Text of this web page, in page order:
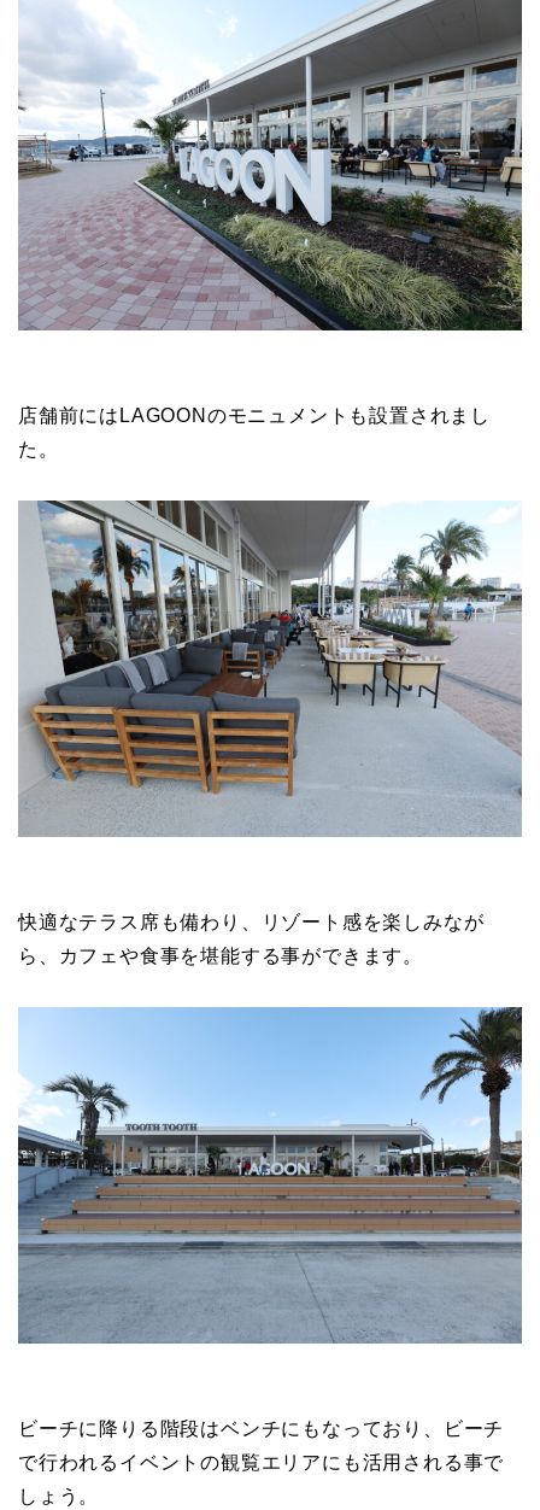
店舗前にはLAGOONのモニュメントも設置されまし
た。
快適なテラス席も備わり、リゾート感を楽しみなが
ら、カフェや食事を堪能する事ができます。
ビーチに降りる階段はベンチにもなっており、ビーチ
で行われるイベントの観覧エリアにも活用される事で
しょう。